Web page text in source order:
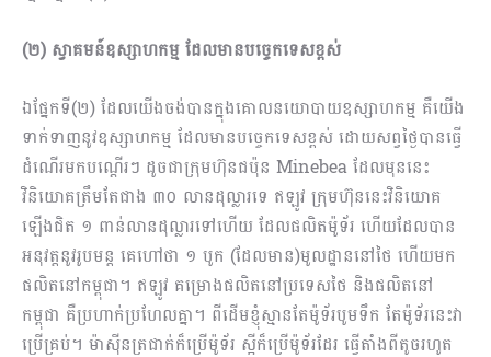
(២) ស្វាគមន៍ឧស្សាហកម្ម ដែលមានបច្ចេកទេសខ្ពស់
ឯផ្នែកទី(២) ដែលយើងចង់បានក្នុងគោលនយោបាយឧស្សាហកម្ម គឺយើង
ទាក់ទាញនូវឧស្សាហកម្ម ដែលមានបច្ចេកទេសខ្ពស់ ដោយសព្វថ្ងៃបានធ្វើ
ដំណើរមកបណ្ដើរៗ ដូចជាក្រុមហ៊ុនជប៉ុន Minebea ដែលមុននេះ
វិនិយោគត្រឹមតែជាង ៣០ លានដុល្លារទេ ឥឡូវ ក្រុមហ៊ុននេះវិនិយោគ
ឡើងជិត ១ ពាន់លានដុល្លារទៅហើយ ដែលផលិតម៉ូទ័រ ហើយដែលបាន
អនុវត្តនូវរូបមន្ត គេហៅថា ១ បូក (ដែលមាន)មូលដ្ឋាននៅថៃ ហើយមក
ផលិតនៅកម្ពុជា។ ឥឡូវ គម្រោងផលិតនៅប្រទេសថៃ និងផលិតនៅ
កម្ពុជា គឺប្រហាក់ប្រហែលគ្នា។ ពីដើមខ្ញុំស្មានតែម៉ូទ័របូមទឹក តែម៉ូទ័រនេះវា
ប្រើគ្រប់។ ម៉ាស៊ីនត្រជាក់ក៏ប្រើម៉ូទ័រ ស្អីក៏ប្រើម៉ូទ័រដែរ ធ្វើតាំងពីតូចរហូត